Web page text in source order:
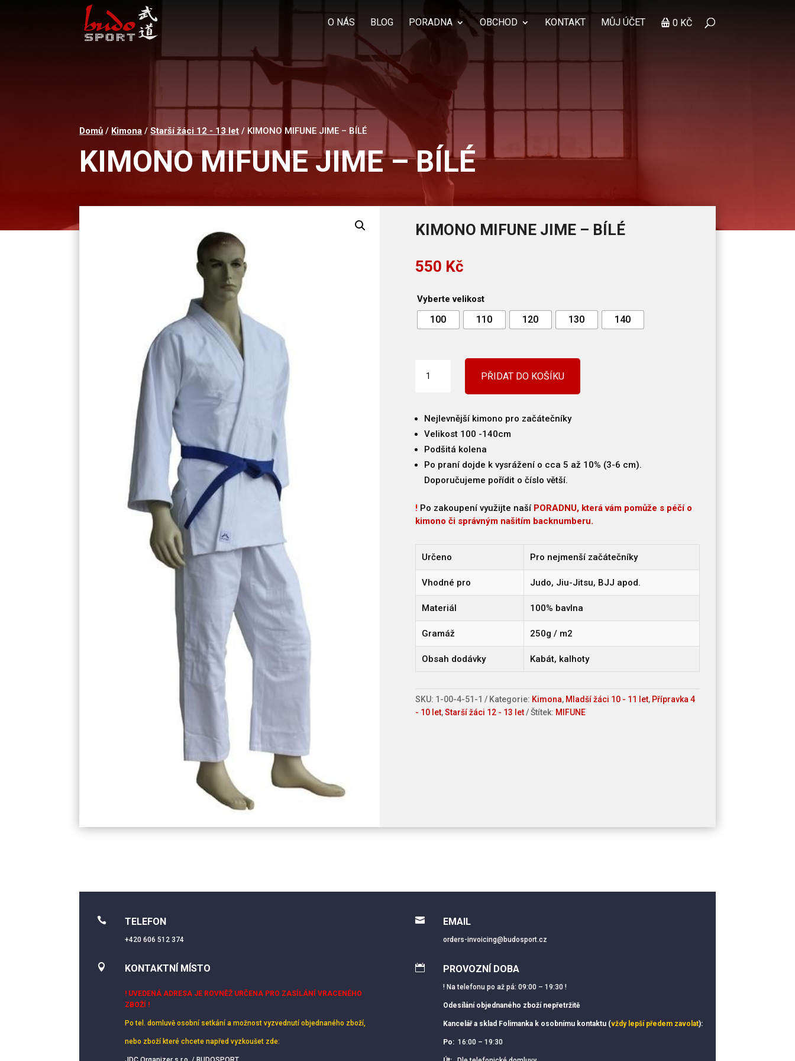
O NÁS BLOG PORADNA OBCHOD KONTAKT MŮJ ÚČET 0 KČ
Products
search
Domů / Kimona /Starší žáci 12 - 13 let / KIMONO MIFUNE JIME – BÍLÉ
KIMONO MIFUNE JIME – BÍLÉ
KIMONO MIFUNE JIME – BÍLÉ
550 Kč
Vyberte velikost
100 110 120 130 140
MIFUNE
BÍLÉ
množství
PŘIDAT DO KOŠÍKU
Nejlevnější kimono pro začátečníky
Velikost 100 -140cm
Podšitá kolena
Po praní dojde k vysrážení o cca 5 až 10% (3-6 cm).
Doporučujeme pořídit o číslo větší.
!Po zakoupení využijte naší PORADNU, která vám pomůže s péčí o
kimono či správným našitím backnumberu.
Určeno Pro nejmenší začátečníky
Vhodné pro Judo, Jiu-Jitsu, BJJ apod.
Materiál 100% bavlna
Gramáž 250g / m2
Obsah dodávky Kabát, kalhoty
SKU: 1-00-4-51-1 Kategorie: Kimona, Mladší žáci 10 - 11 let, Přípravka 4
- 10 let,Starší žáci 12 - 13 let Štítek: MIFUNE
 TELEFON
+420 606 512 374
 KONTAKTNÍ MÍSTO
! UVEDENÁ ADRESA JE ROVNĚŽ URČENA PRO ZASÍLÁNÍ VRACENÉHO
ZBOŽÍ !
Po tel. domluvě osobní setkánía možnost vyzvednutí objednaného zboží,
nebo zboží které chcete napřed vyzkoušet zde:
 EMAIL
orders-invoicing@budosport.cz
 PROVOZNÍ DOBA
! Na telefonu po až pá: 09:00 – 19:30 !
Odesílání objednaného zboží nepřetržitě
Kancelář a sklad Folimanka k osobnímu kontaktu (vždy lepší předem zavolat):
Po: 16:00 – 19:30